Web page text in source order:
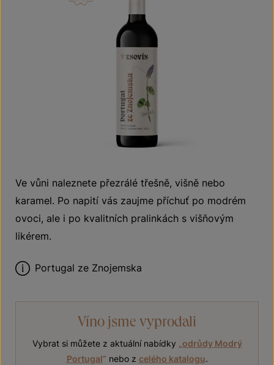
Ve vůni naleznete přezrálé třešně, višně nebo
karamel. Po napití vás zaujme příchuť po modrém
ovoci, ale i po kvalitních pralinkách s višňovým
likérem.
Portugal ze Znojemska
Víno jsme vyprodali
Vybrat si můžete z aktuální nabídky
odrůdy Modrý
Portugal“ nebo z celého katalogu.